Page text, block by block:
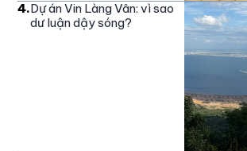
4.Dự án Vin Làng Vân: vì sao
dư luận dậy sóng?